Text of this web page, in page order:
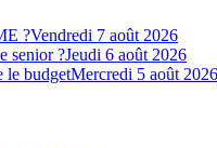
?Vendredi 7 août 2026
senior ?Jeudi 6 août 2026
le budgetMercredi 5 août 2026